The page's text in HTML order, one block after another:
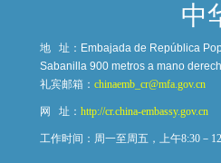
中
地 址： Embajada de República
Sabanilla 900 metros a mano
礼宾邮箱： chinaemb_cr@mfa.gov.cn
网 址： http://cr.china-embassy.gov.cn
工作时间：周一至周五，上午8:30－